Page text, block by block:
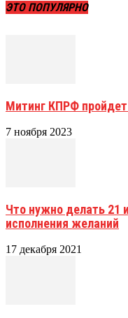
ЭТО ПОПУЛЯРНО
Митинг КПРФ пройдет
7 ноября 2023
Что нужно делать 21
исполнения желаний
17 декабря 2021